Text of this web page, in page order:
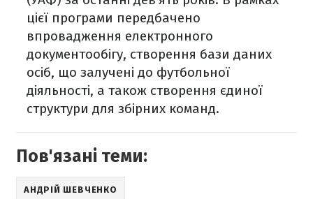
цієї програми передбачено
впровадження електронного
документообігу, створення бази даних
осіб, що залучені до футбольної
діяльності, а також створення єдиної
структури для збірних команд.
Пов'язані теми:
АНДРІЙ ШЕВЧЕНКО